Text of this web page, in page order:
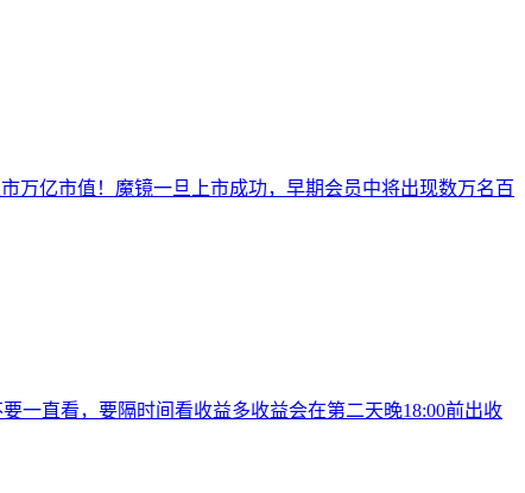
万亿市值！魔镜一旦上市成功，早期会员中将出现数万名百
一直看，要隔时间看收益多收益会在第二天晚18:00前出收